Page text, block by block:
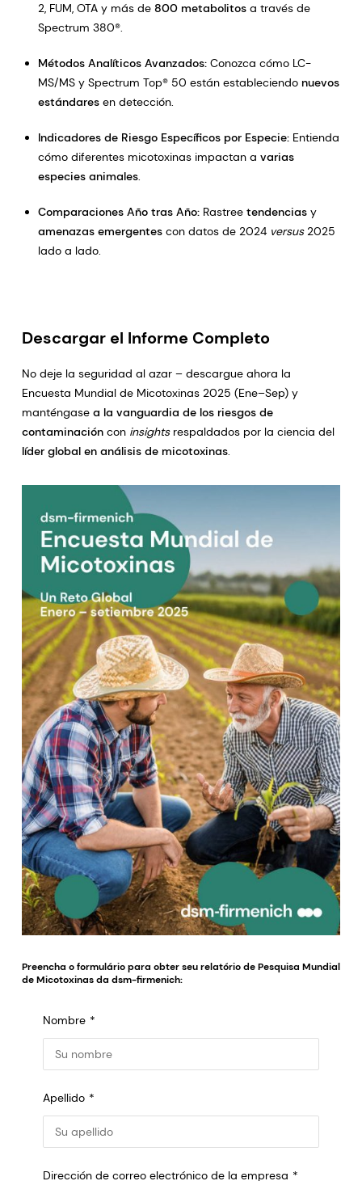
2, FUM, OTA y más de 800 metabolitosa través de
Spectrum 380®.
Métodos Analíticos Avanzados:Conozca cómo LC-
MS/MS y Spectrum Top® 50 están estableciendo nuevos
estándaresen detección.
Indicadores de Riesgo Específicos por Especie:Entienda
cómo diferentes micotoxinas impactan a varias
especies animales.
Comparaciones Año tras Año:Rastree tendenciasy
amenazas emergentescon datos de 2024 versus2025
lado a lado.
Descargar el Informe Completo
No deje la seguridad al azar – descargue ahora la
Encuesta Mundial de Micotoxinas 2025 (Ene–Sep) y
manténgase a la vanguardia de los riesgos de
contaminacióncon insightsrespaldados por la ciencia del
líder global en análisis de micotoxinas.
Preencha o formulário para obter seu relatório de Pesquisa Mundial
de Micotoxinas da dsm-firmenich:
Nombre
Apellido
Dirección de correo electrónico de la empresa